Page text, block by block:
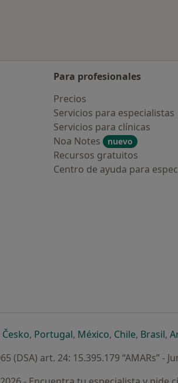
Para profesionales
Precios
Servicios para especialistas
Servicios para clínicas
Noa Notes
nuevo
Recursos gratuitos
Centro de ayuda para
pestaña
nueva pestaña
abre en una nueva pestaña
Českose abre en una nueva pestaña
, Portugalse abre en una nueva
, Méxicose abre en una
, Chilese abre
, Brasilse
,
(DSA) art. 24: 15.395.179 “AMARs” -